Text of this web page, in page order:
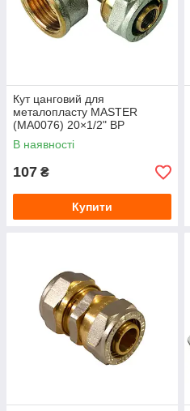
Кут цанговий для
металопласту MASTER
(MA0076) 20×1/2" ВР
В наявності
107 ₴
Купити